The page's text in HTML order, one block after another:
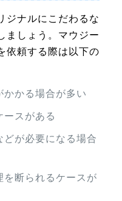
ジナルにこだわるな
ましょう。マウジー
依頼する際は以下の
かかる場合が多い
スがある
が必要になる場合
断られるケースが